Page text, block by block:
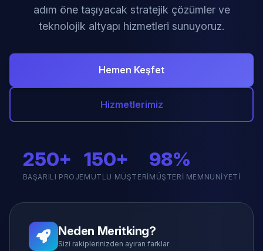
adım öne taşıyacak stratejik çözümler ve
teknolojik altyapı hizmetleri sunuyoruz.
Hemen Keşfet
Hizmetlerimiz
250+
BAŞARILI PROJE
150+
MUTLU MÜŞTERI
98%
MÜŞTERI MEMNUNIYETI
Neden Meritking?
Sizi rakiplerinizden ayıran farklar